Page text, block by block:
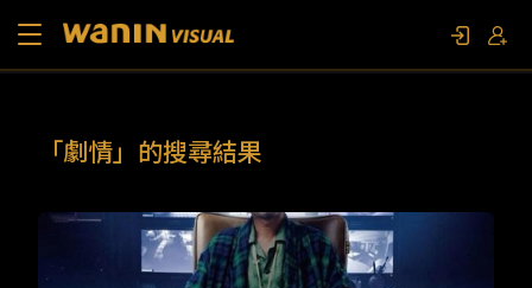
「劇情」的搜尋結果